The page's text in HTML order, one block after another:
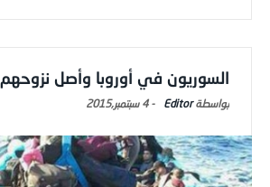
السوريون في أوروبا وأصل نزوحهم
Editor
-4 سبتمبر,2015